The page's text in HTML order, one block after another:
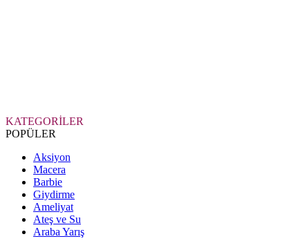
KATEGORİLER
POPÜLER
Aksiyon
Macera
Barbie
Giydirme
Ameliyat
Ateş ve Su
Araba Yarış